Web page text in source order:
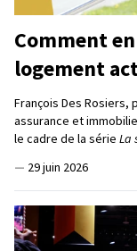
Comment
logement
François Des
assurance et
le cadre de la série La
— 29 juin 2026